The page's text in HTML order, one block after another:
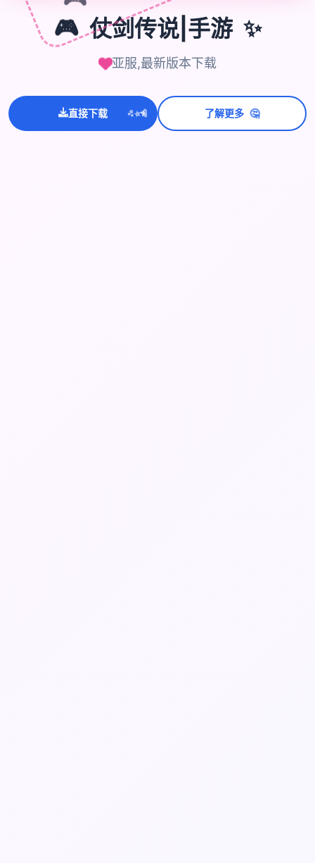
🎮 仗剑传说|手游 ✨
亚服,最新版本下载
直接下载 ✨⭐💫 了解更多 🤔